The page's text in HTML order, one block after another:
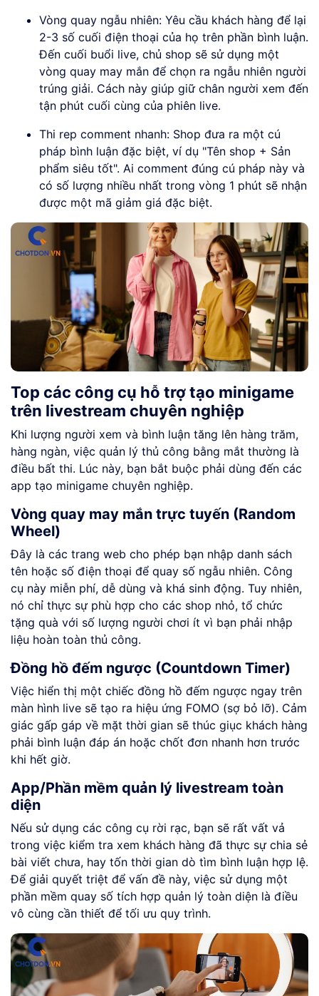
Vòng quay ngẫu nhiên: Yêu cầu khách hàng để lại
2-3 số cuối điện thoại của họ trên phần bình luận.
Đến cuối buổi live, chủ shop sẽ sử dụng một
vòng quay may mắn để chọn ra ngẫu nhiên người
trúng giải. Cách này giúp giữ chân người xem đến
tận phút cuối cùng của phiên live.
Thi rep comment nhanh: Shop đưa ra một cú
pháp bình luận đặc biệt, ví dụ "Tên shop + Sản
phẩm siêu tốt". Ai comment đúng cú pháp này và
có số lượng nhiều nhất trong vòng 1 phút sẽ nhận
được một mã giảm giá đặc biệt.
Top các công cụ hỗ trợ tạo minigame
trên livestream chuyên nghiệp
Khi lượng người xem và bình luận tăng lên hàng trăm,
hàng ngàn, việc quản lý thủ công bằng mắt thường là
điều bất thi. Lúc này, bạn bắt buộc phải dùng đến các
app tạo minigame chuyên nghiệp.
Vòng quay may mắn trực tuyến (Random
Wheel)
Đây là các trang web cho phép bạn nhập danh sách
tên hoặc số điện thoại để quay số ngẫu nhiên. Công
cụ này miễn phí, dễ dùng và khá sinh động. Tuy nhiên,
nó chỉ thực sự phù hợp cho các shop nhỏ, tổ chức
tặng quà với số lượng người chơi ít vì bạn phải nhập
liệu hoàn toàn thủ công.
Đồng hồ đếm ngược (Countdown Timer)
Việc hiển thị một chiếc đồng hồ đếm ngược ngay trên
màn hình live sẽ tạo ra hiệu ứng FOMO (sợ bỏ lỡ). Cảm
giác gấp gáp về mặt thời gian sẽ thúc giục khách hàng
phải bình luận đáp án hoặc chốt đơn nhanh hơn trước
khi hết giờ.
App/Phần mềm quản lý livestream toàn
diện
Nếu sử dụng các công cụ rời rạc, bạn sẽ rất vất vả
trong việc kiểm tra xem khách hàng đã thực sự chia sẻ
bài viết chưa, hay tốn thời gian dò tìm bình luận hợp lệ.
Để giải quyết triệt để vấn đề này, việc sử dụng một
phần mềm quay số tích hợp quản lý toàn diện là điều
vô cùng cần thiết để tối ưu quy trình.